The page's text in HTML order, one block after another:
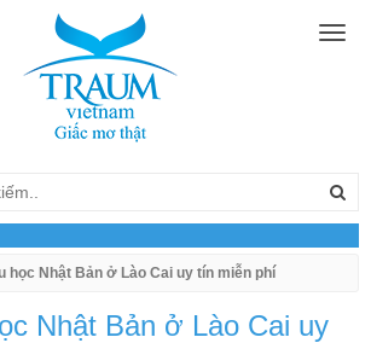
học Nhật Bản ở Lào Cai uy tín miễn phí
Nhật Bản ở Lào Cai uy